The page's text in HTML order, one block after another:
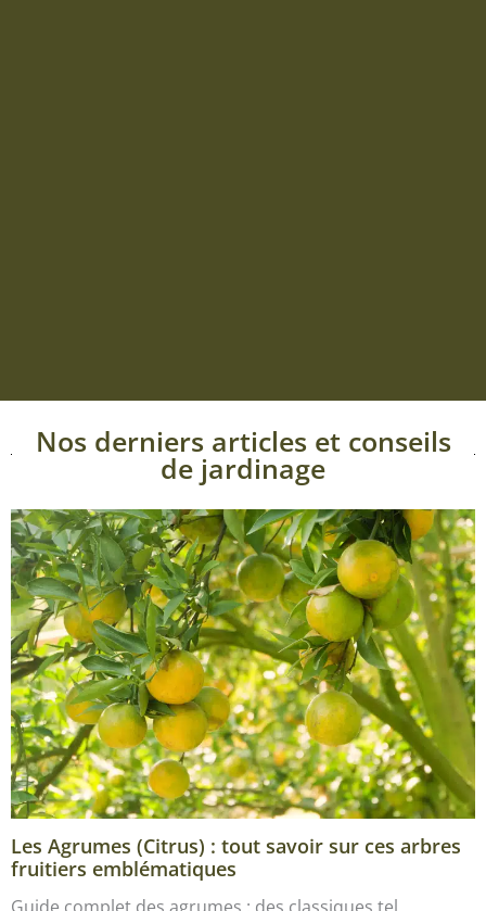
Nos derniers articles et conseils
de jardinage
Les Agrumes (Citrus) : tout savoir sur ces arbres
fruitiers emblématiques